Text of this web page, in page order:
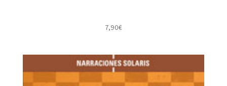
7,90€